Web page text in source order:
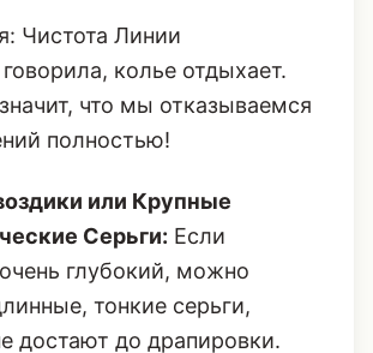
полностью!
или Крупные
Серьги:Если
глубокий, можно
тонкие серьги,
достают до драпировки.
плотно прилегает к
в трикотажных моделях),